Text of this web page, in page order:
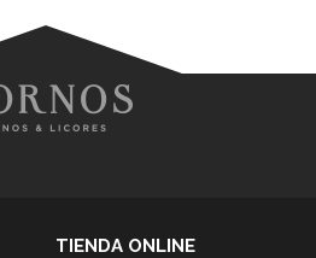
TIENDA ONLINE